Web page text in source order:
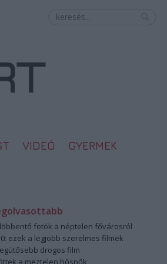
VIDEÓ GYERMEK
fotók a néptelen fővárosról
ezek a legjobb szerelmes filmek
drogos film
a meztelen hősnők